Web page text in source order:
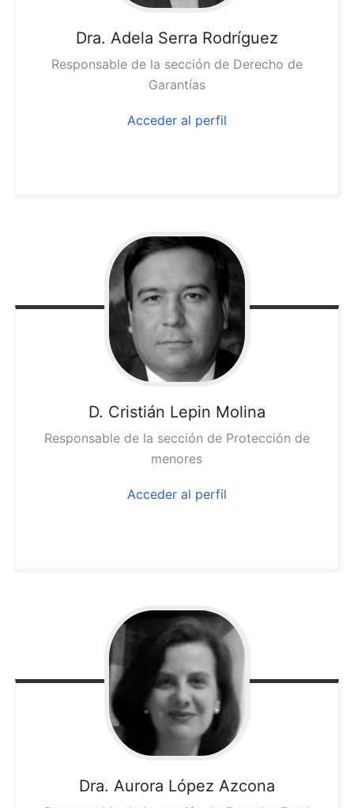
Dra. Adela Serra Rodríguez
Responsable de la sección de Derecho de
Garantías
Acceder al perfil
D. Cristián Lepin Molina
Responsable de la sección de Protección de
menores
Acceder al perfil
Dra. Aurora López Azcona